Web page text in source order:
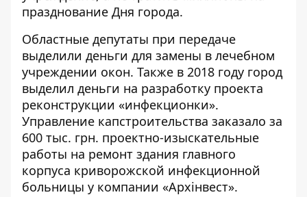
празднование Дня города.
Областные депутаты при передаче
выделили деньги для замены в лечебном
учреждении окон. Также в 2018 году город
выделил деньги на разработку проекта
реконструкции «инфекционки».
Управление капстроительства заказало за
600 тыс. грн. проектно-изыскательные
работы на ремонт здания главного
корпуса криворожской инфекционной
больницы у компании «Архінвест».